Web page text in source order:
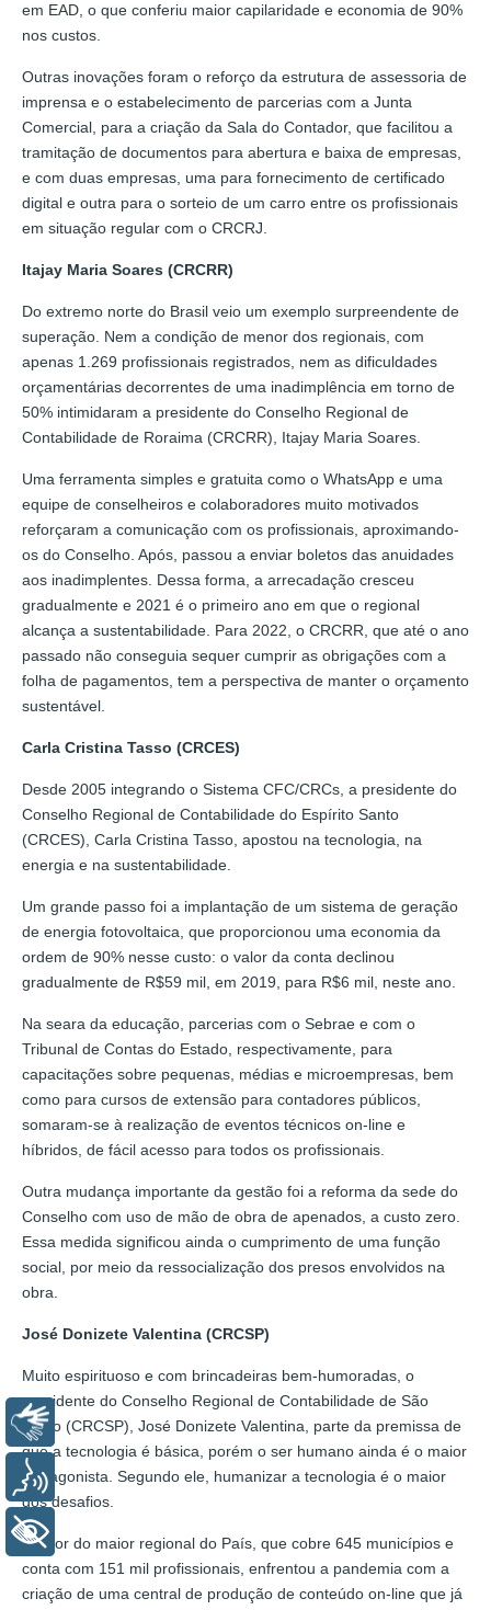
em EAD, o que conferiu maior capilaridade e economia de 90%
nos custos.
Outras inovações foram o reforço da estrutura de assessoria de
imprensa e o estabelecimento de parcerias com a Junta
Comercial, para a criação da Sala do Contador, que facilitou a
tramitação de documentos para abertura e baixa de empresas,
e com duas empresas, uma para fornecimento de certificado
digital e outra para o sorteio de um carro entre os profissionais
em situação regular com o CRCRJ.
Itajay Maria Soares (CRCRR)
Do extremo norte do Brasil veio um exemplo surpreendente de
superação. Nem a condição de menor dos regionais, com
apenas 1.269 profissionais registrados, nem as dificuldades
orçamentárias decorrentes de uma inadimplência em torno de
50% intimidaram a presidente do Conselho Regional de
Contabilidade de Roraima (CRCRR), Itajay Maria Soares.
Uma ferramenta simples e gratuita como o WhatsApp e uma
equipe de conselheiros e colaboradores muito motivados
reforçaram a comunicação com os profissionais, aproximando-
os do Conselho. Após, passou a enviar boletos das anuidades
aos inadimplentes. Dessa forma, a arrecadação cresceu
gradualmente e 2021 é o primeiro ano em que o regional
alcança a sustentabilidade. Para 2022, o CRCRR, que até o ano
passado não conseguia sequer cumprir as obrigações com a
folha de pagamentos, tem a perspectiva de manter o orçamento
sustentável.
Carla Cristina Tasso (CRCES)
Desde 2005 integrando o Sistema CFC/CRCs, a presidente do
Conselho Regional de Contabilidade do Espírito Santo
(CRCES), Carla Cristina Tasso, apostou na tecnologia, na
energia e na sustentabilidade.
Um grande passo foi a implantação de um sistema de geração
de energia fotovoltaica, que proporcionou uma economia da
ordem de 90% nesse custo: o valor da conta declinou
gradualmente de R$59 mil, em 2019, para R$6 mil, neste ano.
Na seara da educação, parcerias com o Sebrae e com o
Tribunal de Contas do Estado, respectivamente, para
capacitações sobre pequenas, médias e microempresas, bem
como para cursos de extensão para contadores públicos,
somaram-se à realização de eventos técnicos on-line e
híbridos, de fácil acesso para todos os profissionais.
Outra mudança importante da gestão foi a reforma da sede do
Conselho com uso de mão de obra de apenados, a custo zero.
Essa medida significou ainda o cumprimento de uma função
social, por meio da ressocialização dos presos envolvidos na
obra.
José Donizete Valentina (CRCSP)
Muito espirituoso e com brincadeiras bem-humoradas, o
presidente do Conselho Regional de Contabilidade de São
Paulo (CRCSP), José Donizete Valentina, parte da premissa de
que a tecnologia é básica, porém o ser humano ainda é o maior
protagonista. Segundo ele, humanizar a tecnologia é o maior
dos desafios.
Gestor do maior regional do País, que cobre 645 municípios e
conta com 151 mil profissionais, enfrentou a pandemia com a
criação de uma central de produção de conteúdo on-line que já
Libras
Voz